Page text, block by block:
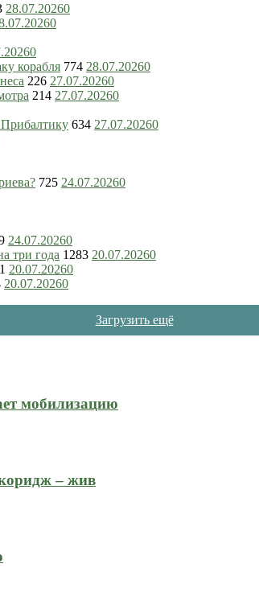
28.07.20260
0
0
корабля 774 28.07.20260
226 27.07.20260
214 27.07.20260
634 27.07.20260
725 24.07.20260
24.07.20260
три года 1283 20.07.20260
20.07.20260
20.07.20260
Загрузить ещё
мобилизацию
– жив